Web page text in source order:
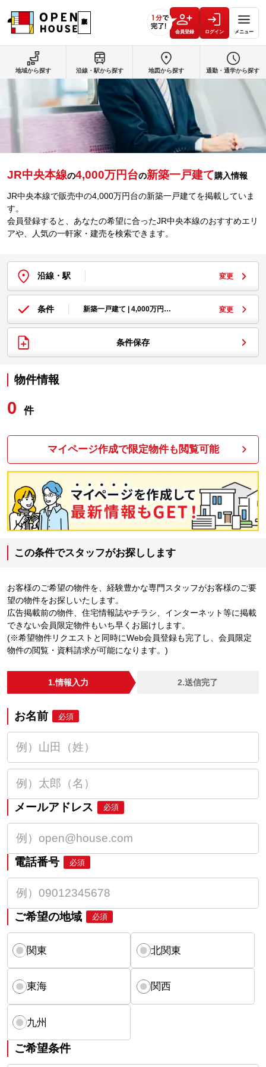
会員登録 ログイン メニュー
JR中央本線の4,000万円台の新築一戸建て購入情報
JR中央本線で販売中の4,000万円台の新築一戸建てを掲載していま
す。
会員登録すると、あなたの希望に合ったJR中央本線のおすすめエリ
アや、人気の一軒家・建売を検索できます。
沿線・駅 変更
条件 新築一戸建て | 4,000万円… 変更
条件保存
物件情報
0 件
マイページ作成で限定物件も閲覧可能
この条件でスタッフがお探しします
お客様のご希望の物件を、経験豊かな専門スタッフがお客様のご要
望の物件をお探しいたします。
広告掲載前の物件、住宅情報誌やチラシ、インターネット等に掲載
できない会員限定物件もいち早くお届けします。
(※希望物件リクエストと同時にWeb会員登録も完了し、会員限定
物件の閲覧・資料請求が可能になります。)
1.情報入力 2.送信完了
お名前 必須
メールアドレス 必須
電話番号 必須
ご希望の地域 必須
関東 北関東
東海 関西
九州
ご希望条件
地域から探す 沿線・駅から探す 地図から探す 通勤・通学から探す